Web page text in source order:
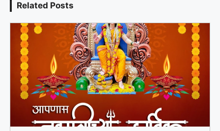
Related Posts